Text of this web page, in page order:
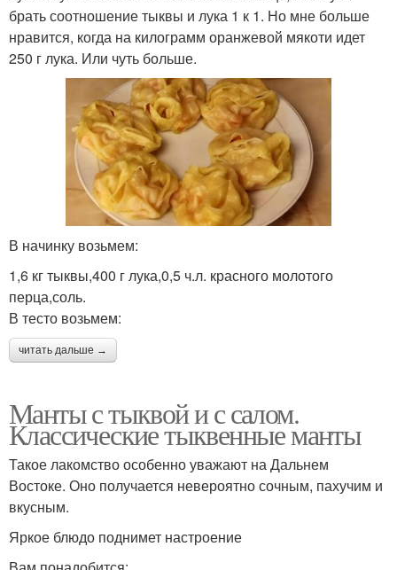
брать соотношение тыквы и лука 1 к 1. Но мне больше
нравится, когда на килограмм оранжевой мякоти идет
250 г лука. Или чуть больше.
В начинку возьмем:
1,6 кг тыквы,400 г лука,0,5 ч.л. красного молотого
перца,соль.
В тесто возьмем:
читать дальше →
Манты с тыквой и с салом.
Классические тыквенные манты
Такое лакомство особенно уважают на Дальнем
Востоке. Оно получается невероятно сочным, пахучим и
вкусным.
Яркое блюдо поднимет настроение